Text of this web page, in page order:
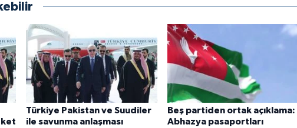
Türkiye Pakistan ve Suudiler
ile savunma anlaşması
Beş partiden ortak açıklama:
Abhazya pasaportları